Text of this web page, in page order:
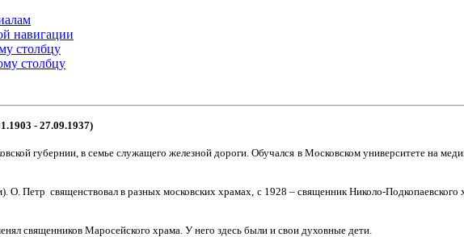
навигации
столбцу
столбцу
- 27.09.1937)
губернии, в семье служащего железной дороги. Обучался в Московском университете на
О. Петр священствовал в разных московских храмах, с 1928 – священник Николо-
священников Маросейского храма. У него здесь были и свои духовные дети.